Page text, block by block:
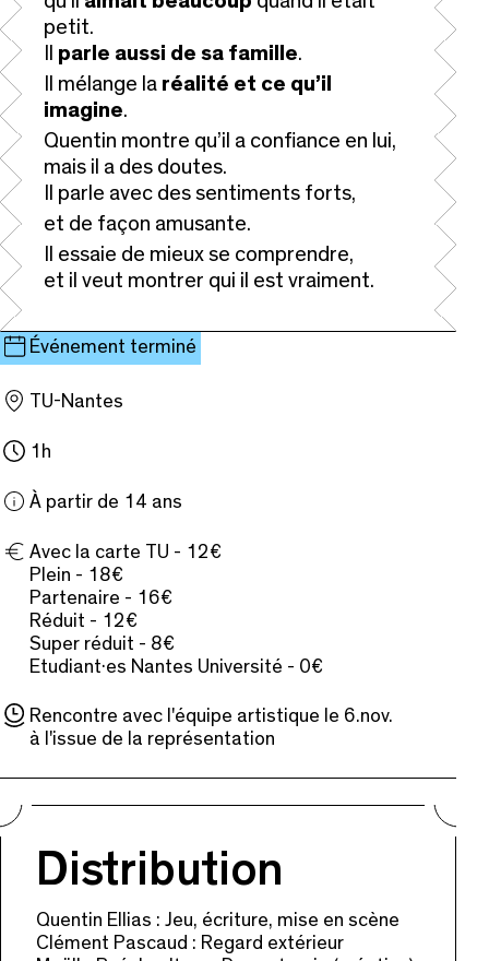
petit.
parle aussi de sa famille.
Il mélange la réalité et ce qu’il
imagine.
Quentin montre qu’il a confiance en lui,
mais il a des doutes.
Il parle avec des sentiments forts,
et de façon amusante.
Il essaie de mieux se comprendre,
et il veut montrer qui il est vraiment.
Événement terminé
TU-Nantes
1h
À partir de 14 ans
Avec la carte TU - 12€
Plein - 18€
Partenaire - 16€
Réduit - 12€
Super réduit - 8€
Etudiant·es Nantes Université - 0€
Rencontre avec l'équipe artistique le 6.nov.
à l'issue de la représentation
Distribution
Quentin Ellias : Jeu, écriture, mise en scène
Clément Pascaud : Regard extérieur